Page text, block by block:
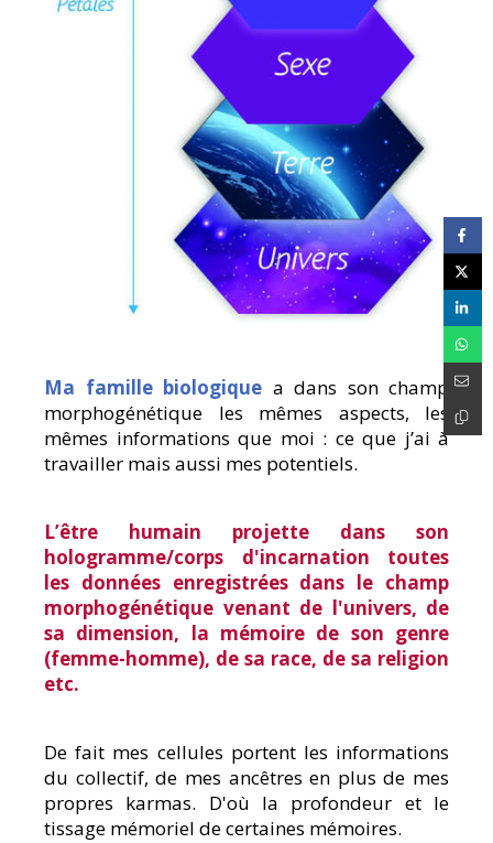
Ma famille biologique a dans son champ
morphogénétique les mêmes aspects, les
mêmes informations que moi : ce que j’ai à
travailler mais aussi mes potentiels.
L’être humain projette dans son
hologramme/corps d'incarnation toutes
les données enregistrées dans le champ
morphogénétique venant de l'univers, de
sa dimension, la mémoire de son genre
(femme-homme), de sa race, de sa religion
etc.
De fait mes cellules portent les informations
du collectif, de mes ancêtres en plus de mes
propres karmas. D'où la profondeur et le
tissage mémoriel de certaines mémoires.